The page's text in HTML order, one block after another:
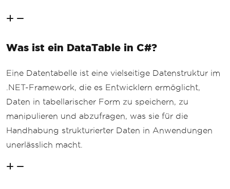
Was ist ein DataTable in C#?
Eine Datentabelle ist eine vielseitige Datenstruktur im
.NET-Framework, die es Entwicklern ermöglicht,
Daten in tabellarischer Form zu speichern, zu
manipulieren und abzufragen, was sie für die
Handhabung strukturierter Daten in Anwendungen
unerlässlich macht.